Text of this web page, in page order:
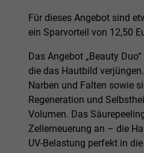
Für dieses Angebot sind
ein Sparvorteil von 12,50
Das Angebot „Beauty
die das Hautbild
Narben und Falten sowie
Regeneration und
Volumen. Das
Zellerneuerung an – die
UV-Belastung perfekt in